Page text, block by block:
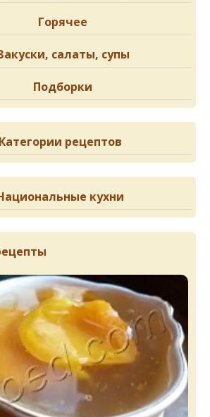
Горячее
салаты, супы
Подборки
Категории рецептов
кухни